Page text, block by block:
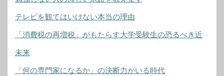
テレビを観てはいけない本当の理由
「消費税の再増税」がもたらす大学受験生の恐るべき近
未来
「何の専門家になるか」の決断力がいる時代